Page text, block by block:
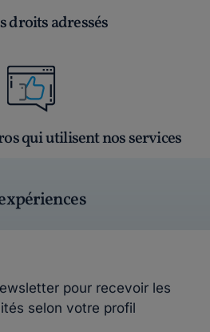
droits adressés
qui utilisent nos services
pour recevoir les
selon votre profil